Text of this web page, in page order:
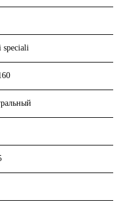
speciali